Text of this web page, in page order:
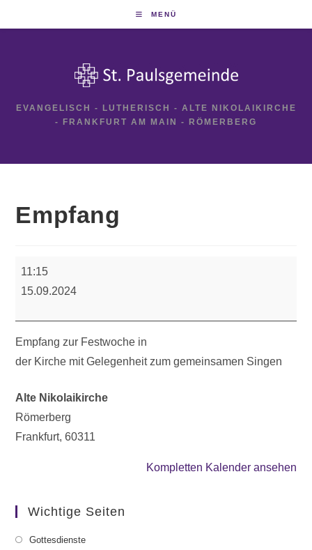
MENÜ
EVANGELISCH - LUTHERISCH - ALTE NIKOLAIKIRCHE
- FRANKFURT AM MAIN - RÖMERBERG
Empfang
11:15
15.09.2024
Empfang zur Festwoche in
der Kirche mit Gelegenheit zum gemeinsamen Singen
Alte Nikolaikirche
Römerberg
Frankfurt,60311
Kompletten Kalender ansehen
Wichtige Seiten
Gottesdienste